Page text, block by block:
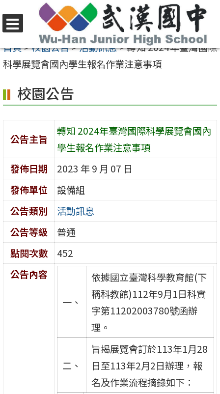
至
要
容
區
選
單
首頁>校園公告>活動訊息>轉知 2024年臺灣國際
科學展覽會國內學生報名作業注意事項
校園公告
公告主旨
轉知 2024年臺灣國際科學展覽會國內
學生報名作業注意事項
發佈日期
2023 年 9 月 07 日
發佈單位
設備組
公告類別
活動訊息
公告等級
普通
點閱次數
452
公告內容
一、
依據國立臺灣科學教育館(下
稱科教館)112年9月1日科實
字第11202003780號函辦
理。
二、
旨揭展覽會訂於113年1月28
日至113年2月2日辦理，報
名及作業流程摘錄如下：